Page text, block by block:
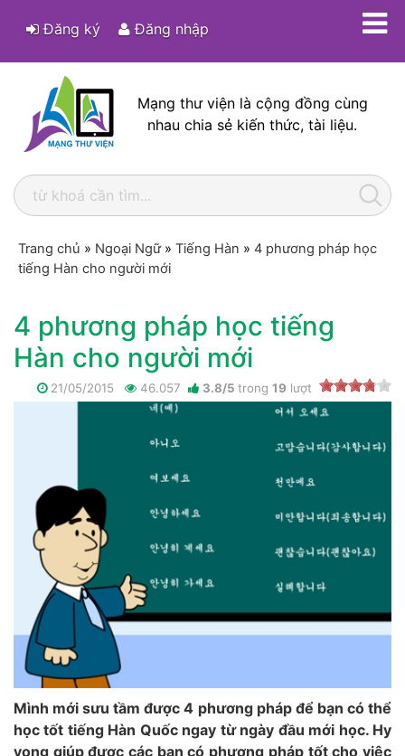
Đăng ký Đăng nhập
Mạng thư viện là cộng đồng cùng
nhau chia sẻ kiến thức, tài liệu.
Trang chủ » Ngoại Ngữ» Tiếng Hàn » 4 phương pháp học
tiếng Hàn cho người mới
4 phương pháp học tiếng
Hàn cho người mới
21/05/2015 46.057 3.8/5 trong 19 lượt
Mình mới sưu tầm được 4 phương pháp để bạn có thể
học tốt tiếng Hàn Quốc ngay từ ngày đầu mới học. Hy
vọng giúp được các bạn có phương pháp tốt cho việc